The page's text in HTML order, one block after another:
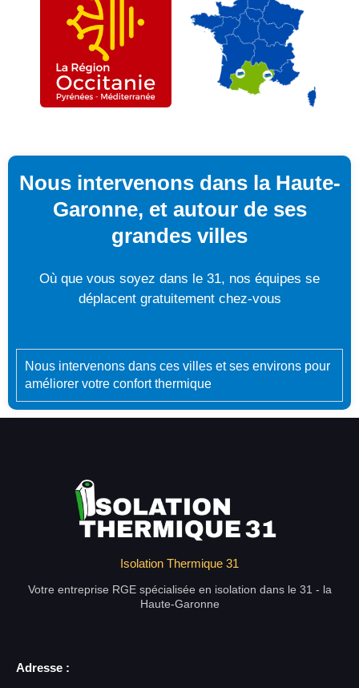
Nous intervenons dans la Haute-
Garonne, et autour de ses
grandes villes
Où que vous soyez dans le 31, nos équipes se
déplacent gratuitement chez-vous
Nous intervenons dans ces villes et ses environs pour
améliorer votre confort thermique
Isolation Thermique 31
Votre entreprise RGE spécialisée en isolation dans le 31 - la
Haute-Garonne
Adresse :